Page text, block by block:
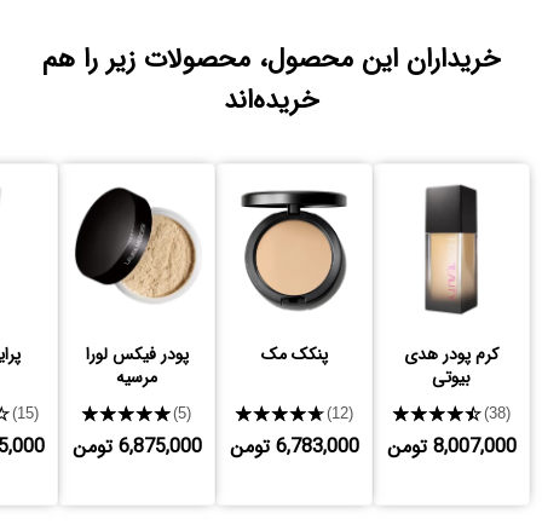
خریداران این محصول، محصولات زیر را هم
خریده‌اند
کرم پودر هدی
بیوتی
★★★★★(38)
8,007,000 تومن
پنکک مک
★★★★★(12)
6,783,000 تومن
پودر فیکس لورا
مرسیه
★★★★★(5)
6,875,000 تومن
(15)